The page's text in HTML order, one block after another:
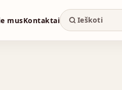
musKontaktai